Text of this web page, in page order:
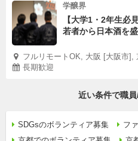
学醸界
【大学1・2年生必
若者から日本酒を
フルリモートOK, 大阪 [大阪市],
長期歓迎
近い条件で職
SDGsのボランティア募集
フ